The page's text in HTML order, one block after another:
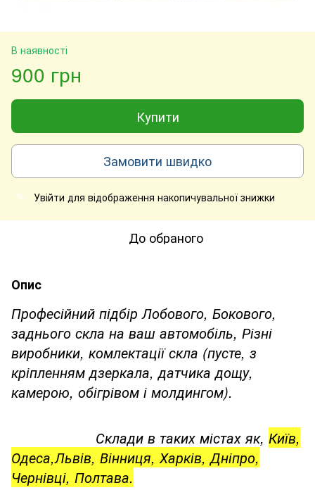
В наявності
900 грн
Купити
Замовити швидко
% Увійти для відображення накопичувальної знижки
До обраного
Опис
Професійний підбір Лобового, Бокового,
заднього скла на ваш автомобіль, Різні
виробники, комлектації скла (пусте, з
кріпленням дзеркала, датчика дощу,
камерою, обігрівом і молдингом).
Склади в таких містах як, Київ,
Одеса,Львів, Вінниця, Харків, Дніпро,
Чернівці, Полтава.